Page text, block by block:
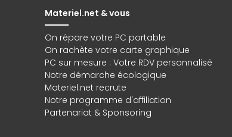
Materiel.net & vous
On répare votre PC portable
On rachète votre carte graphique
PC sur mesure : Votre RDV personnalisé
Notre démarche écologique
Materiel.net recrute
Notre programme d'affiliation
Partenariat & Sponsoring